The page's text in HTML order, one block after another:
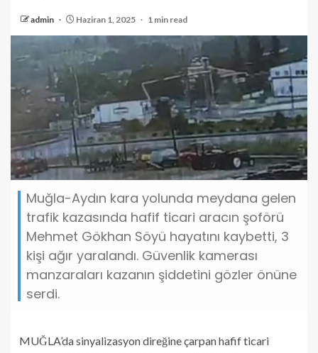
admin Haziran 1, 2025 1 min read
Muğla-Aydın kara yolunda meydana gelen
trafik kazasında hafif ticari aracın şoförü
Mehmet Gökhan Söyü hayatını kaybetti, 3
kişi ağır yaralandı. Güvenlik kamerası
manzaraları kazanın şiddetini gözler önüne
serdi.
MUĞLA’da sinyalizasyon direğine çarpan hafif ticari